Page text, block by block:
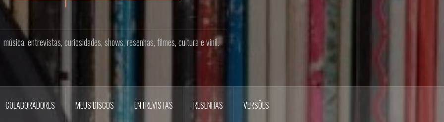
música, entrevistas, curiosidades, shows, resenhas, filmes, cultura e vinil.
COLABORADORES MEUS DISCOS ENTREVISTAS RESENHAS VERSÕES